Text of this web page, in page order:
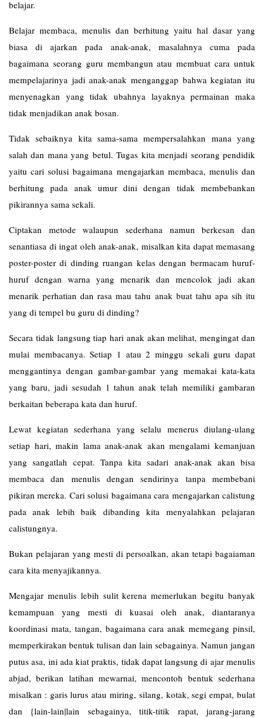
belajar.
Belajar membaca, menulis dan berhitung yaitu hal dasar yang
biasa di ajarkan pada anak-anak, masalahnya cuma pada
bagaimana seorang guru membangun atau membuat cara untuk
mempelajarinya jadi anak-anak menganggap bahwa kegiatan itu
menyenagkan yang tidak ubahnya layaknya permainan maka
tidak menjadikan anak bosan.
Tidak sebaiknya kita sama-sama mempersalahkan mana yang
salah dan mana yang betul. Tugas kita menjadi seorang pendidik
yaitu cari solusi bagaimana mengajarkan membaca, menulis dan
berhitung pada anak umur dini dengan tidak membebankan
pikirannya sama sekali.
Ciptakan metode walaupun sederhana namun berkesan dan
senantiasa di ingat oleh anak-anak, misalkan kita dapat memasang
poster-poster di dinding ruangan kelas dengan bermacam huruf-
huruf dengan warna yang menarik dan mencolok jadi akan
menarik perhatian dan rasa mau tahu anak buat tahu apa sih itu
yang di tempel bu guru di dinding?
Secara tidak langsung tiap hari anak akan melihat, mengingat dan
mulai membacanya. Setiap 1 atau 2 minggu sekali guru dapat
menggantinya dengan gambar-gambar yang memakai kata-kata
yang baru, jadi sesudah 1 tahun anak telah memiliki gambaran
berkaitan beberapa kata dan huruf.
Lewat kegiatan sederhana yang selalu menerus diulang-ulang
setiap hari, makin lama anak-anak akan mengalami kemanjuan
yang sangatlah cepat. Tanpa kita sadari anak-anak akan bisa
membaca dan menulis dengan sendirinya tanpa membebani
pikiran mereka. Cari solusi bagaimana cara mengajarkan calistung
pada anak lebih baik dibanding kita menyalahkan pelajaran
calistungnya.
Bukan pelajaran yang mesti di persoalkan, akan tetapi bagaiaman
cara kita menyajikannya.
Mengajar menulis lebih sulit kerena memerlukan begitu banyak
kemampuan yang mesti di kuasai oleh anak, diantaranya
koordinasi mata, tangan, bagaimana cara anak memegang pinsil,
memperkirakan bentuk tulisan dan lain sebagainya. Namun jangan
putus asa, ini ada kiat praktis, tidak dapat langsung di ajar menulis
abjad, berikan latihan mewarnai, mencontoh bentuk sederhana
misalkan : garis lurus atau miring, silang, kotak, segi empat, bulat
dan {lain-lain|lain sebagainya, titik-titik rapat, jarang-jarang